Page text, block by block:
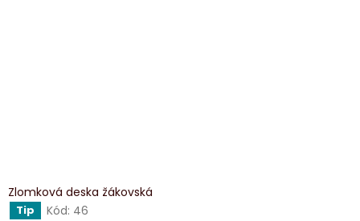
Zlomková deska žákovská
Tip Kód: 46